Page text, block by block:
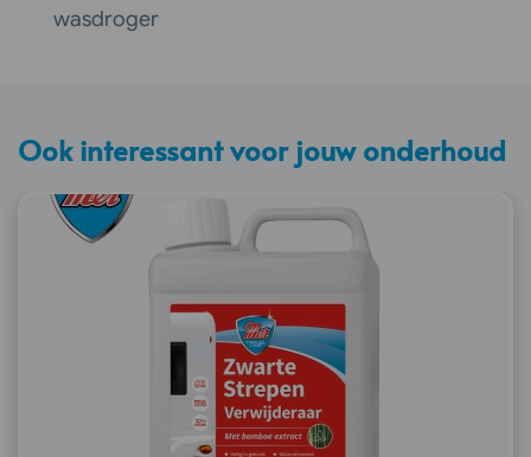
wasdroger
Ook interessant voor jouw onderhoud